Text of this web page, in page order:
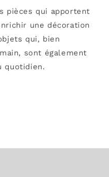
pièces qui apportent
une décoration
qui, bien
sont également
quotidien.